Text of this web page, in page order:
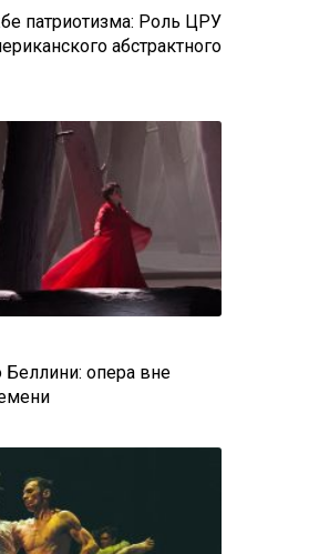
патриотизма: Роль ЦРУ
абстрактного
опера вне